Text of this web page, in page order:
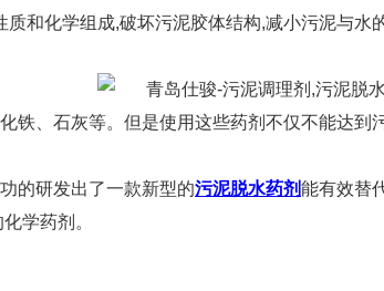
和化学组成,破坏污泥胶体结构,减小污泥与水
铁、石灰等。但是使用这些药剂不仅不能达
的研发出了一款新型的污泥脱水药剂能有效替
学药剂。